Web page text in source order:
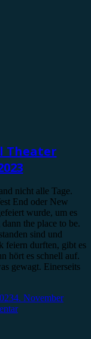
Theater
nicht alle Tage.
End oder New
wurde, um es
the place to be.
sind und
feiern durften, gibt es
hört es schnell auf.
gewagt. Einerseits
4. November